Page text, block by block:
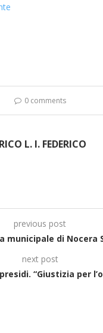
0 comments
L. I. FEDERICO
previous post
municipale di Nocera
next post
“Giustizia per